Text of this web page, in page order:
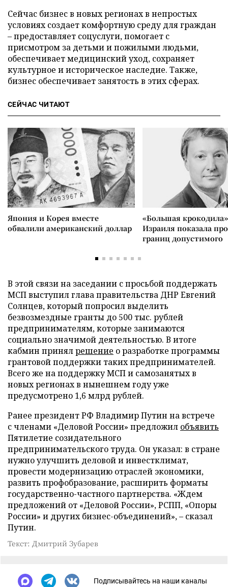
Сейчас бизнес в новых регионах в непростых
условиях создает комфортную среду для граждан
– предоставляет соцуслуги, помогает с
присмотром за детьми и пожилыми людьми,
обеспечивает медицинский уход, сохраняет
культурное и историческое наследие. Также,
бизнес обеспечивает занятость в этих сферах.
СЕЙЧАС ЧИТАЮТ
Япония и Корея вместе
обвалили американский доллар
«Большая
Израиля показала
границ допустимого
В этой связи на заседании с просьбой поддержать
МСП выступил глава правительства ДНР Евгений
Солнцев, который попросил выделить
безвозмездные гранты до 500 тыс. рублей
предпринимателям, которые занимаются
социально значимой деятельностью. В итоге
кабмин принялрешение о разработке программы
грантовой поддержки таких предпринимателей.
Всего же на поддержку МСП и самозанятых в
новых регионах в нынешнем году уже
предусмотрено 1,6 млрд рублей.
Ранее президент РФ Владимир Путин на встрече
с членами «Деловой России» предложил объявить
Пятилетие созидательного
предпринимательского труда. Он указал: в стране
нужно улучшить деловой и инвестклимат,
провести модернизацию отраслей экономики,
развить профобразование, расширить форматы
государственно-частного партнерства. «Ждем
предложений от «Деловой России», РСПП, «Опоры
России» и других бизнес-объединений», – сказал
Путин.
Текст: Дмитрий Зубарев
Подписывайтесь на наши каналы